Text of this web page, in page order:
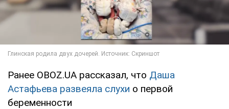
Ранее OBOZ.UA рассказал, что Даша
Астафьева развеяла слухи о первой
беременности